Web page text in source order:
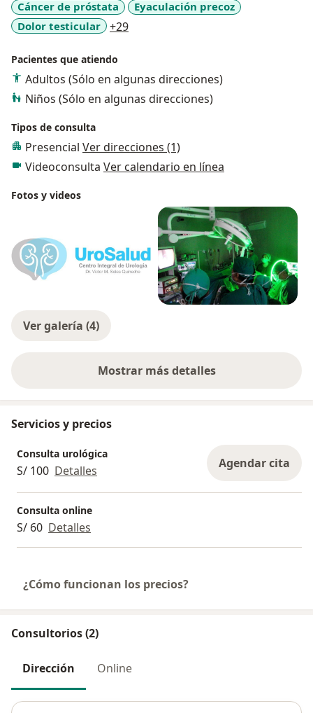
Cáncer de próstata
Eyaculación precoz
Dolor testicular
+29a11y_sr_more_diseases
Pacientes que atiendo
Adultos (Sólo en algunas direcciones)
Niños (Sólo en algunas direcciones)
Tipos de consulta
Presencial Ver direcciones (1)
Videoconsulta Ver calendario en línea
Fotos y videos
Ver galería (4)
Mostrar más detalles
sobre la experiencia
Servicios y precios
Consulta urológica
S/ 100 Detalles Agendar cita
Consulta online
S/ 60 Detalles
¿Cómo funcionan los precios?
Consultorios (2)
Dirección Online